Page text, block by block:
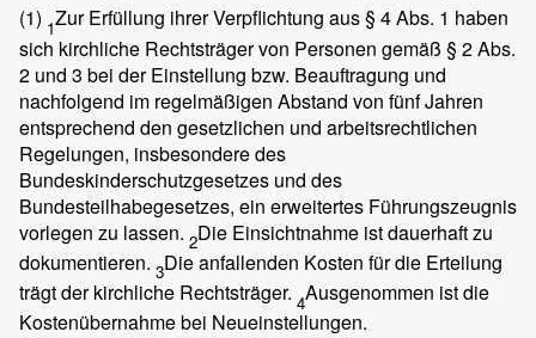
(1) 1Zur Erfüllung ihrer Verpflichtung aus § 4 Abs. 1 haben
sich kirchliche Rechtsträger von Personen gemäß § 2 Abs.
2 und 3 bei der Einstellung bzw. Beauftragung und
nachfolgend im regelmäßigen Abstand von fünf Jahren
entsprechend den gesetzlichen und arbeitsrechtlichen
Regelungen, insbesondere des
Bundeskinderschutzgesetzes und des
Bundesteilhabegesetzes, ein erweitertes Führungszeugnis
vorlegen zu lassen. 2Die Einsichtnahme ist dauerhaft zu
dokumentieren. 3Die anfallenden Kosten für die Erteilung
trägt der kirchliche Rechtsträger. 4Ausgenommen ist die
Kostenübernahme bei Neueinstellungen.